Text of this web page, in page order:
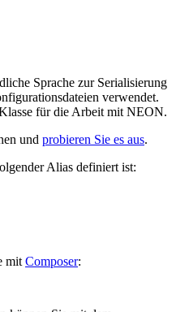
Sprache zur Serialisierung
verwendet.
für die Arbeit mit NEON.
und probieren Sie es aus.
Alias definiert ist:
mit Composer: